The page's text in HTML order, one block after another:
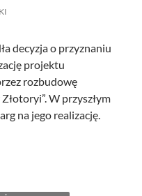
decyzja o przyznaniu
projektu
rozbudowę
W przyszłym
na jego realizację.
śródmiejskich ścieżek